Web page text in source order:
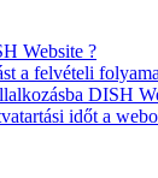
Website ?
a felvételi
DISH
időt a